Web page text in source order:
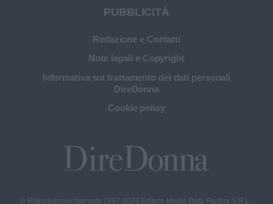
PUBBLICITÀ
Redazione e Contatti
Note legali e Copyright
Informativa sul trattamento dei dati personali
DireDonna
Cookie policy
© Riproduzione riservata 1997-2026 Editore Media Data Factory S.R.L.,